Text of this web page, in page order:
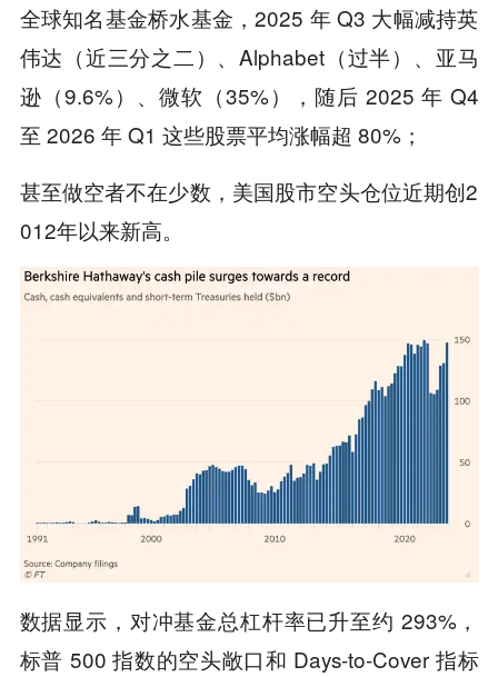
全球知名基金桥水基金，2025 年 Q3 大幅减持英
伟达（近三分之二）、Alphabet（过半）、亚马
逊（9.6%）、微软（35%），随后 2025 年 Q4
至 2026 年 Q1 这些股票平均涨幅超 80%；
甚至做空者不在少数，美国股市空头仓位近期创2
012年以来新高。
数据显示，对冲基金总杠杆率已升至约 293%，
标普 500 指数的空头敞口和 Days-to-Cover 指标